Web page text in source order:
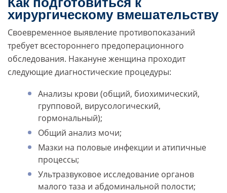
хирургическому вмешательству
Своевременное выявление противопоказаний
требует всестороннего предоперационного
обследования. Накануне женщина проходит
следующие диагностические процедуры:
Анализы крови (общий, биохимический,
групповой, вирусологический,
гормональный);
Общий анализ мочи;
Мазки на половые инфекции и атипичные
процессы;
Ультразвуковое исследование органов
малого таза и абдоминальной полости;